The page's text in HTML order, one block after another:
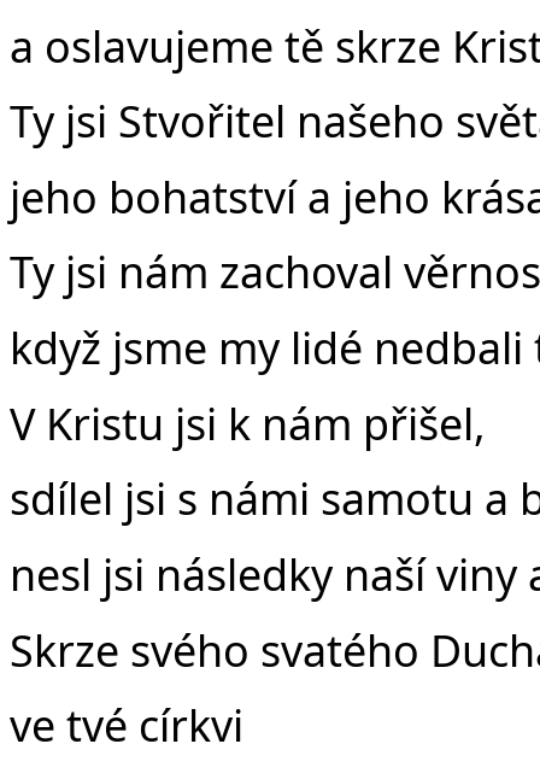
a oslavujeme tě skrze
Ty jsi Stvořitel našeho
jeho bohatství a jeho
Ty jsi nám zachoval
když jsme my lidé
V Kristu jsi k nám přišel,
sdílel jsi s námi samotu a
nesl jsi následky naší
Skrze svého svatého
ve tvé církvi